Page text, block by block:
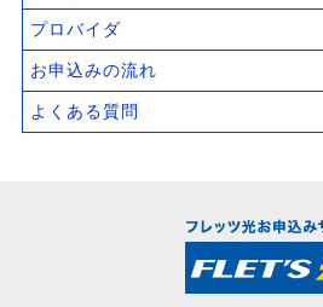
プロバイダ
お申込みの流れ
よくある質問